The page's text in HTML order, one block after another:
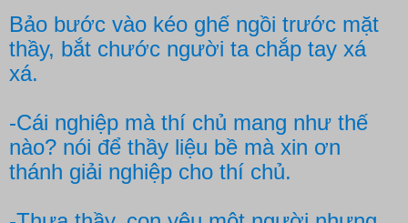
Bảo bước vào kéo ghế ngồi trước mặt
thầy, bắt chước người ta chắp tay xá
xá.
-Cái nghiệp mà thí chủ mang như thế
nào? nói để thầy liệu bề mà xin ơn
thánh giải nghiệp cho thí chủ.